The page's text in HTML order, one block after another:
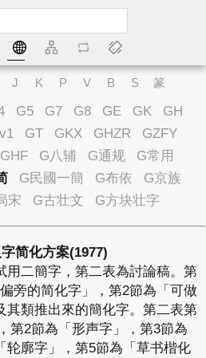
J K P V B S 篆
G5 G7 G8 GE GK
GH
GT GKX GHZR
GZFY
GHF G八辅 G通规
G常用
G民國一簡 G布依
G京族
宋 G古壮文 G方块壮字
简化方案(1977)
用二簡字，第二表為討論稿。第
旁的简化字」，第2節為「可做
其類推出來的簡化字。第二表第
第2節為「形声字」，第3節為
轮廓字」，第5節為「草书楷化